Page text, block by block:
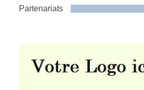
Partenariats